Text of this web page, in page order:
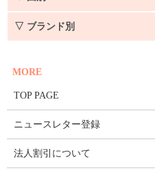
▽ ブランド別
MORE
TOP PAGE
ニュースレター登録
法人割引について